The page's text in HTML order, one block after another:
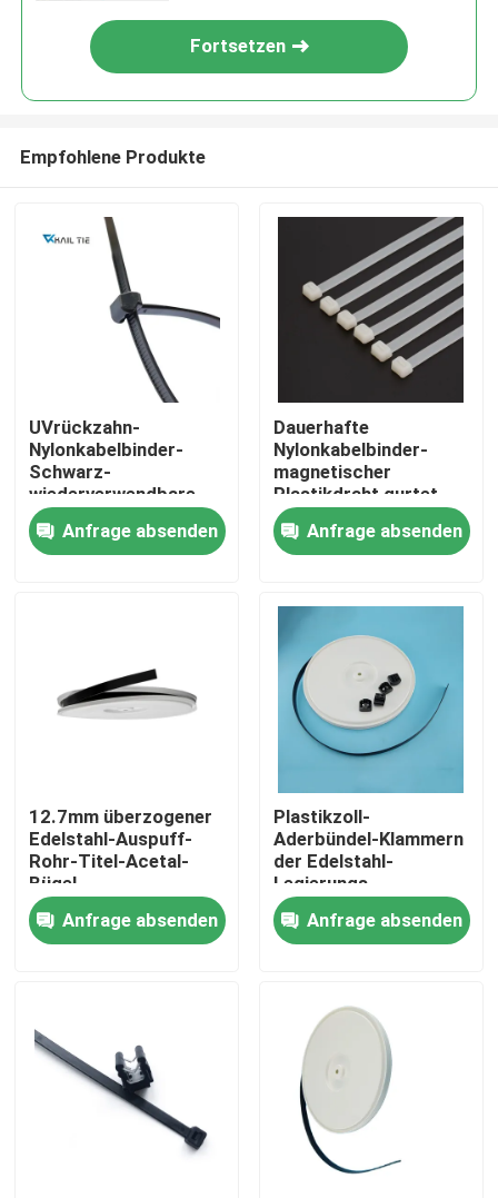
Startseite
Videos
Fabrik Tour
Qualitätskontrolle
Referenzen
Zipkabelbinder
Fortsetzen
Empfohlene Produkte
UVrückzahn-
Nylonkabelbinder-
Schwarz-
wiederverwendbare
Kabel-
Zipplastikbindungen
Anfrage absenden
Dauerhafte
Nylonkabelbinder-
magnetischer
Plastikdraht gurtet
feuerbeständiges
94V-2Anfrage absenden
12.7mm überzogener
Edelstahl-Auspuff-
Rohr-Titel-Acetal-
Bügel
Anfrage absenden
Plastikzoll-
Aderbündel-Klammern
der Edelstahl-
Legierungs-
Flachkabel-Klammern-
1/2 Anfrage absenden